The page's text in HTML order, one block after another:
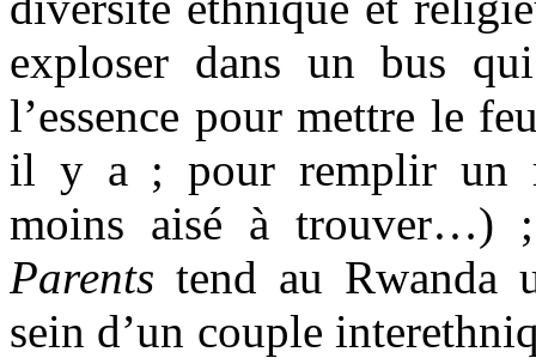
exploser dans un bus
l’essence pour mettre le
il y a ; pour remplir un
moins aisé à
Parents tend au Rwanda
sein d’un couple